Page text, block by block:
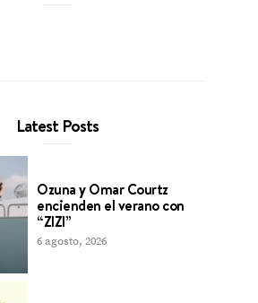
Latest Posts
Ozuna y Omar Courtz
encienden el verano con
“ZIZI”
6 agosto, 2026